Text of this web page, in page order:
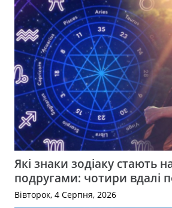
Які знаки зодіаку стають
подругами: чотири вдалі
Вівторок, 4 Серпня, 2026